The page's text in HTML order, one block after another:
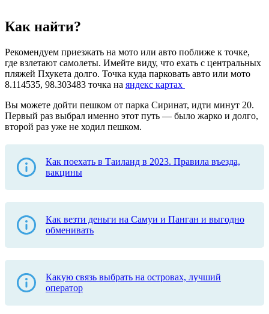
Как найти?
Рекомендуем приезжать на мото или авто поближе к точке,
где взлетают самолеты. Имейте виду, что ехать с центральных
пляжей Пхукета долго. Точка куда парковать авто или мото
8.114535, 98.303483 точка на яндекс картах
Вы можете дойти пешком от парка Сиринат, идти минут 20.
Первый раз выбрал именно этот путь — было жарко и долго,
второй раз уже не ходил пешком.
Как поехать в Таиланд в 2023. Правила въезда,
вакцины
Как везти деньги на Самуи и Панган и выгодно
обменивать
Какую связь выбрать на островах, лучший
оператор